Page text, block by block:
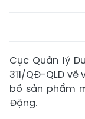
Cục Quản lý
311/QĐ-QLD
bố sản phẩm
Đặng.